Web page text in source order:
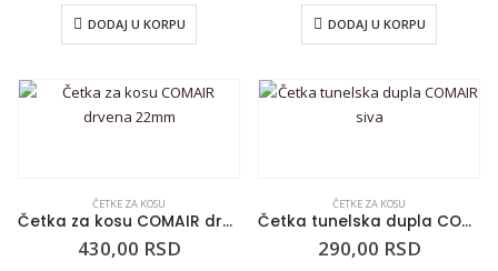
DODAJ U KORPU DODAJ U KORPU
ČETKE ZA KOSU
Četka za kosu COMAIR drvena 22mm
430,00 RSD
ČETKE ZA KOSU
Četka tunelska dupla COMAIR siva
290,00 RSD